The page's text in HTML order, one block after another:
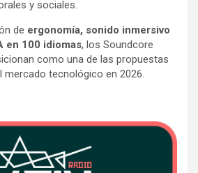
y sociales.
de ergonomía, sonido inmersivo
en 100 idiomas, los Soundcore
como una de las propuestas
mercado tecnológico en 2026.